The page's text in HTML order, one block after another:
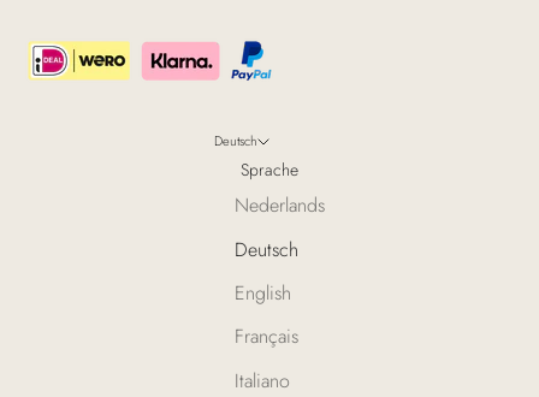
Deutsch
Sprache
Nederlands
Deutsch
English
Français
Italiano